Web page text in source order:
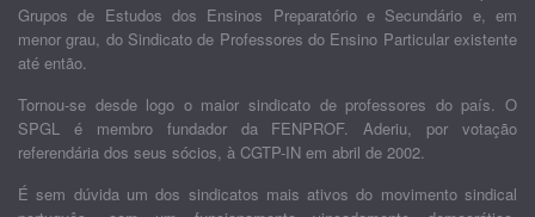
Grupos de Estudos dos Ensinos Preparatório e Secundário e, em
menor grau, do Sindicato de Professores do Ensino Particular existente
até então.
Tornou-se desde logo o maior sindicato de professores do país. O
SPGL é membro fundador da FENPROF. Aderiu, por votação
referendária dos seus sócios, à CGTP-IN em abril de 2002.
É sem dúvida um dos sindicatos mais ativos do movimento sindical